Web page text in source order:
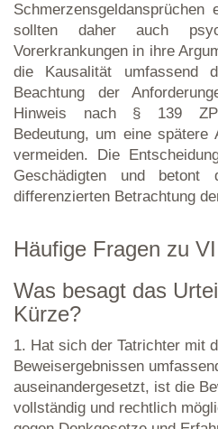
sollten daher auch
Vorerkrankungen in ihre
die Kausalität umfassend
Beachtung der
Hinweis nach § 139
Bedeutung, um eine spätere
vermeiden. Die
Geschädigten und betont
differenzierten Betrachtung
Häufige Fragen zu
Was besagt das
Kürze?
1. Hat sich der Tatrichter mit
Beweisergebnissen
auseinandergesetzt, ist die
vollständig und rechtlich